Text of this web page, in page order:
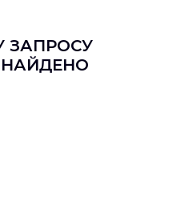
ЗАПРОСУ
НАЙДЕНО